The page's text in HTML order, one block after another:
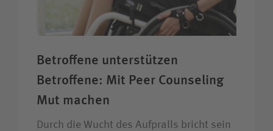
Betroffene unter­stützen
Betroffene: Mit Peer Counseling
Mut machen
Durch die Wucht des Aufpralls bricht sein